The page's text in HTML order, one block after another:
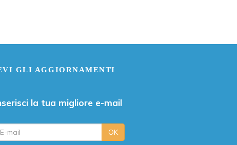
GLI AGGIORNAMENTI
la tua migliore e-mail
OK